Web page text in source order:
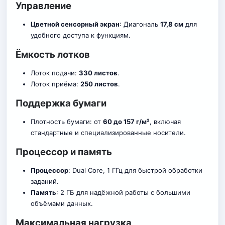
Управление
Цветной сенсорный экран: Диагональ 17,8 смдля
удобного доступа к функциям.
Ёмкость лотков
Лоток подачи: 330 листов.
Лоток приёма: 250 листов.
Поддержка бумаги
Плотность бумаги: от 60 до 157 г/м², включая
стандартные и специализированные носители.
Процессор и память
Процессор: Dual Core, 1 ГГц для быстрой обработки
заданий.
Память: 2 ГБ для надёжной работы с большими
объёмами данных.
Максимальная нагрузка